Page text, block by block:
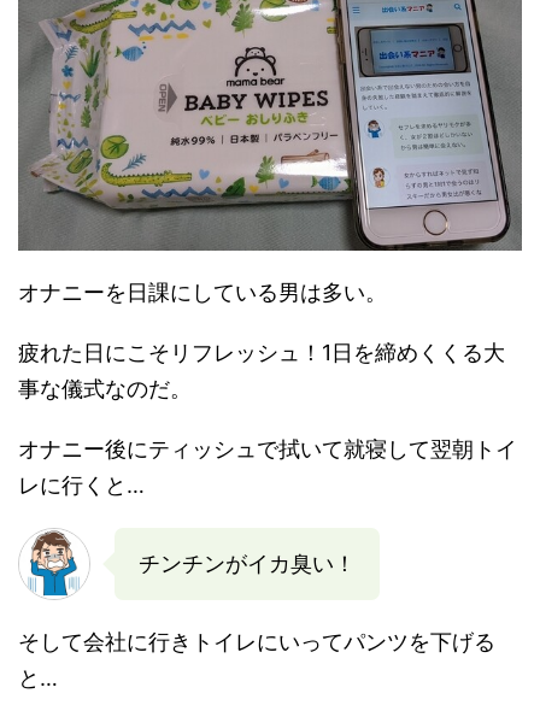
華の会メール (6)
出会い系 (20)
PCMAX (40)
出会いアプリ (12)
ハッピーメール (25)
出会い系の攻略法 (11)
ワクワクメール (28)
オナニーを日課にしている男は多い。
疲れた日にこそリフレッシュ！1日を締めくくる大
事な儀式なのだ。
オナニー後にティッシュで拭いて就寝して翌朝トイ
レに行くと…
チンチンがイカ臭い！
そして会社に行きトイレにいってパンツを下げる
と…